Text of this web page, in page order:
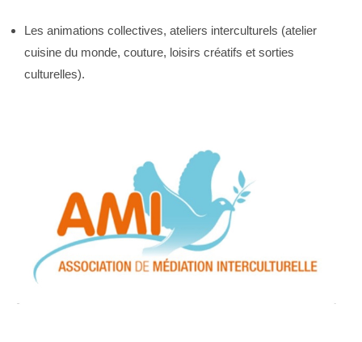
Les animations collectives, ateliers interculturels (atelier
cuisine du monde, couture, loisirs créatifs et sorties
culturelles).